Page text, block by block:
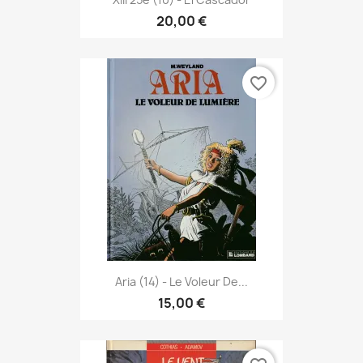
20,00 €
Aria (14) - Le Voleur De...
15,00 €
favorite_border